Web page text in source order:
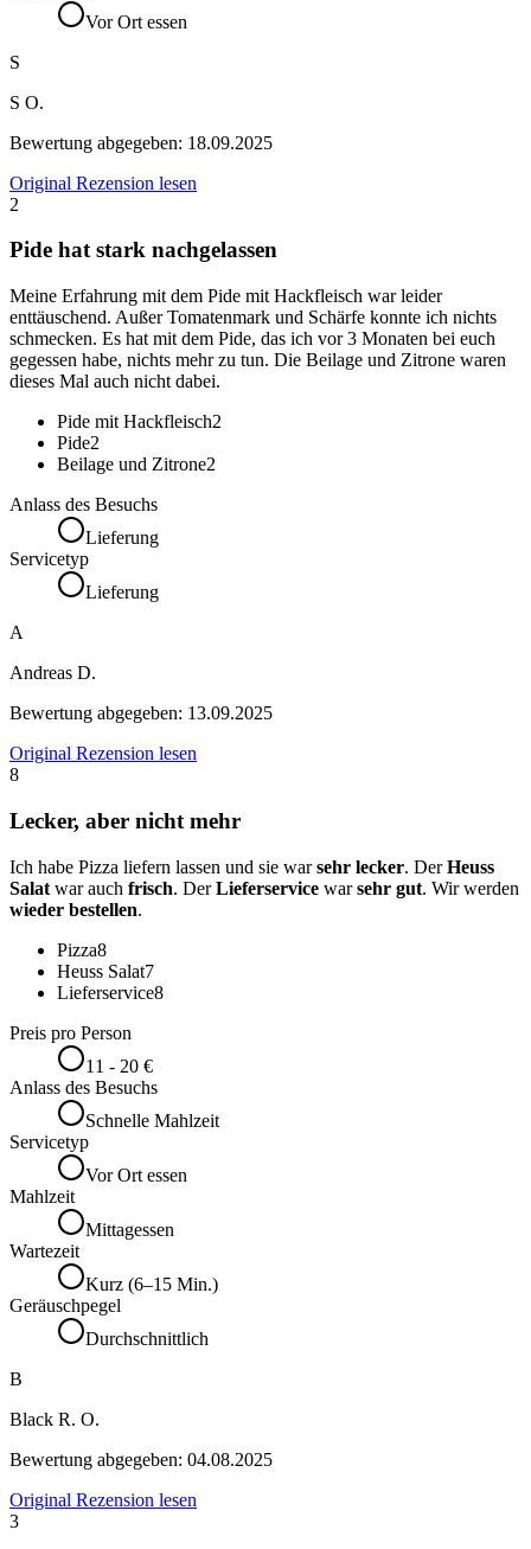
Vor Ort essen
S
S O.
Bewertung abgegeben: 18.09.2025
Original Rezension lesen
2
Pide hat stark nachgelassen
Meine Erfahrung mit dem Pide mit Hackfleisch war leider
enttäuschend. Außer Tomatenmark und Schärfe konnte ich nichts
schmecken. Es hat mit dem Pide, das ich vor 3 Monaten bei euch
gegessen habe, nichts mehr zu tun. Die Beilage und Zitrone waren
dieses Mal auch nicht dabei.
Pide mit Hackfleisch2
Pide2
Beilage und Zitrone2
Anlass des Besuchs
Lieferung
Servicetyp
Lieferung
A
Andreas D.
Bewertung abgegeben: 13.09.2025
Original Rezension lesen
8
Lecker, aber nicht mehr
Ich habe Pizza liefern lassen und sie warsehr lecker. DerHeuss
Salat war auch frisch. DerLieferservice warsehr gut. Wir werden
wieder bestellen.
Pizza8
Heuss Salat7
Lieferservice8
Preis pro Person
11 - 20 €
Anlass des Besuchs
Schnelle Mahlzeit
Servicetyp
Vor Ort essen
Mahlzeit
Mittagessen
Wartezeit
Kurz (6–15 Min.)
Geräuschpegel
Durchschnittlich
B
Black R. O.
Bewertung abgegeben: 04.08.2025
Original Rezension lesen
3